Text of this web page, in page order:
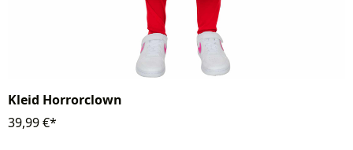
Kleid Horrorclown
39,99 €*